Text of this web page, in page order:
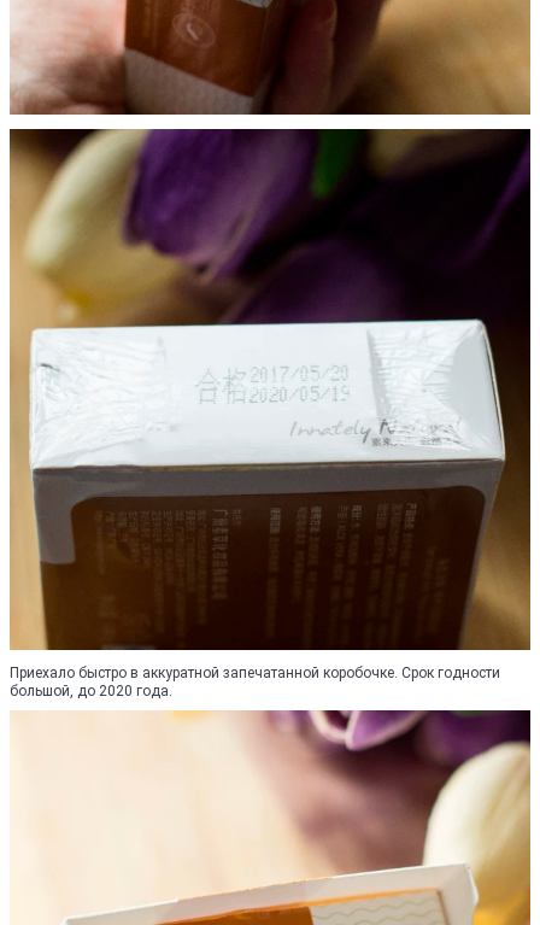
Приехало быстро в аккуратной запечатанной коробочке. Срок годности
большой, до 2020 года.